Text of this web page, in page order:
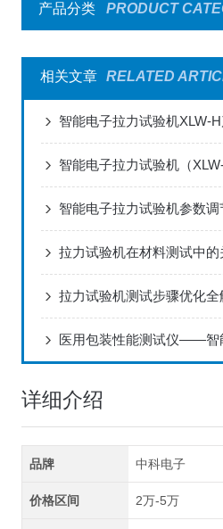
产品分类 PRODUCT
相关文章 RELATED
智能电子拉力试验机XLW-
智能电子拉力试验机参数调
拉力试验机在材料测试中的
详细介绍
品牌 中科电子
价格区间 2万-5万